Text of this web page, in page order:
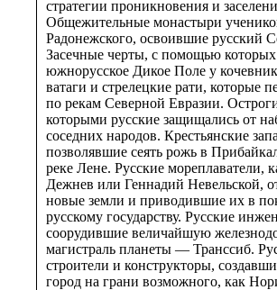
стратегии проникновения и
Общежительные монастыри
Радонежского, освоившие русский
Засечные черты, с помощью
южнорусское Дикое Поле у
ватаги и стрелецкие рати, которые
по рекам Северной Евразии.
которыми русские защищались от
соседних народов. Крестьянские
позволявшие сеять рожь в
реке Лене. Русские мореплаватели,
Дежнев или Геннадий Невельской,
новые земли и приводившие их в
русскому государству. Русские
соорудившие величайшую
магистраль планеты — Транссиб.
строители и конструкторы,
город на грани возможного, как